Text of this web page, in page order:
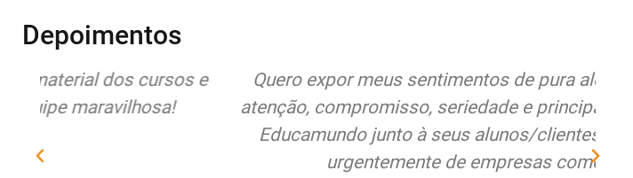
Depoimentos
Quero expor meus sentimentos de pura alegria em relação a
atenção, compromisso, seriedade e principalmente respeito do
Educamundo junto à seus alunos/clientes. O Brasil precisa
urgentemente de empresas como vocês...